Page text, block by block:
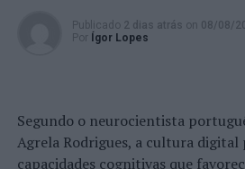
Publicado 2 dias atrás on 08/08/
Por
Ígor Lopes
Segundo o neurocientista
Agrela Rodrigues, a cultura digital
capacidades cognitivas que